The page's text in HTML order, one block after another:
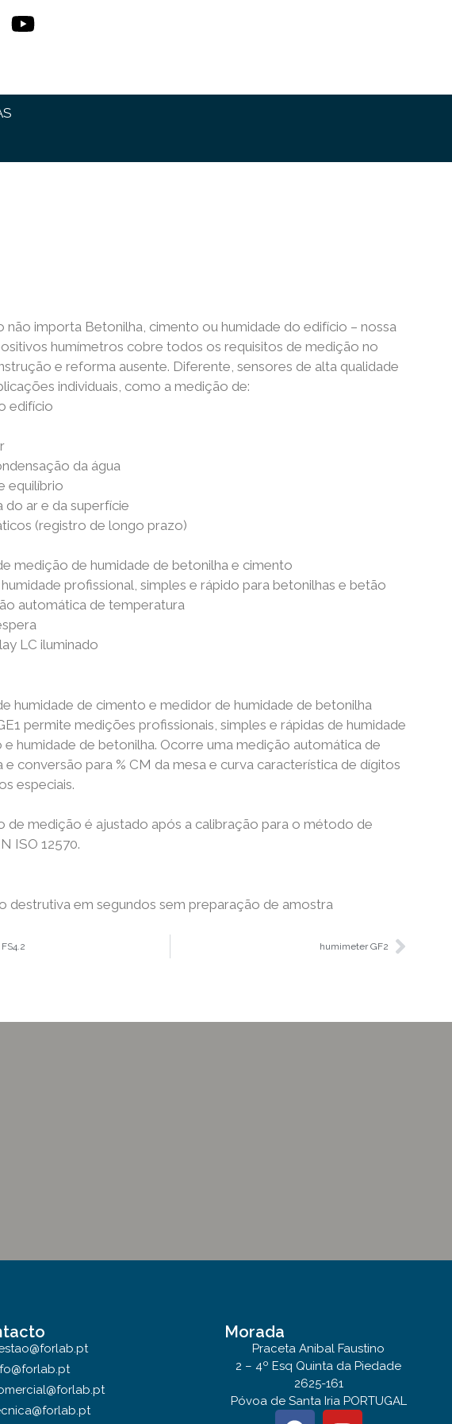
não importa Betonilha, cimento ou humidade do edifício – nossa
humímetros cobre todos os requisitos de medição no
e reforma ausente. Diferente, sensores de alta qualidade
individuais, como a medição de:
edifício
da água
equilíbrio
do ar e da superfície
(registro de longo prazo)
medição de humidade de betonilha e cimento
profissional, simples e rápido para betonilhas e betão
automática de temperatura
LC iluminado
humidade de cimento e medidor de humidade de betonilha
permite medições profissionais, simples e rápidas de humidade
humidade de betonilha. Ocorre uma medição automática de
conversão para % CM da mesa e curva característica de dígitos
especiais.
de medição é ajustado após a calibração para o método de
ISO 12570.
destrutiva em segundos sem preparação de amostra
humimeter GF2
Morada
Praceta Anibal Faustino
2 – 4º Esq Quinta da Piedade
2625-161
Póvoa de Santa Iria PORTUGAL